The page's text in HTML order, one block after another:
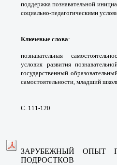
поддержкапознавательной
социально-педагогическими
Ключевые слова:
познавательная
условия развития
государственный
самостоятельности, младший
С. 111-120
ЗАРУБЕЖНЫЙ ОПЫТ
ПОДРОСТКОВ